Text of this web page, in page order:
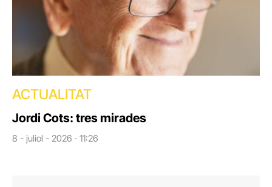
ACTUALITAT
Jordi Cots: tres mirades
8 - juliol - 2026 · 11:26